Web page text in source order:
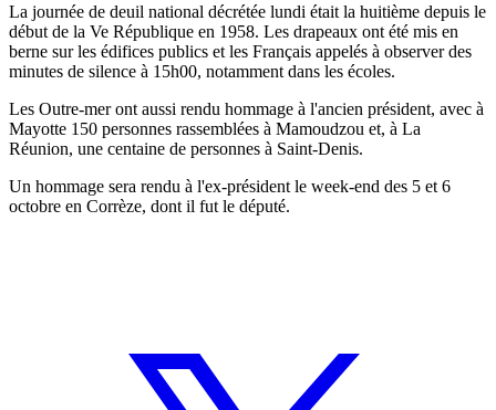
La journée de deuil national décrétée lundi était la huitième depuis le
début de la Ve République en 1958. Les drapeaux ont été mis en
berne sur les édifices publics et les Français appelés à observer des
minutes de silence à 15h00, notamment dans les écoles.
Les Outre-mer ont aussi rendu hommage à l'ancien président, avec à
Mayotte 150 personnes rassemblées à Mamoudzou et, à La
Réunion, une centaine de personnes à Saint-Denis.
Un hommage sera rendu à l'ex-président le week-end des 5 et 6
octobre en Corrèze, dont il fut le député.